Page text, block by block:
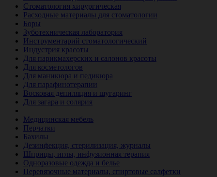
Стоматология хирургическая
Расходные материалы для стоматологии
Боры
Зуботехническая лаборатория
Инструментарий стоматологический
Индустрия красоты
Для парикмахерских и салонов красоты
Для косметологов
Для маникюра и педикюра
Для парафинотерапии
Восковая депиляция и шугаринг
Для загара и солярия
Медицинская мебель
Перчатки
Бахилы
Дезинфекция, стерилизация, журналы
Шприцы, иглы, инфузионная терапия
Одноразовые одежда и белье
Перевязочные материалы, спиртовые салфетки